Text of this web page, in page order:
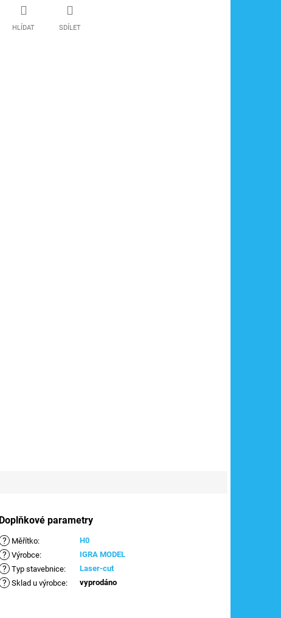
HLÍDAT SDÍLET
Doplňkové parametry
? Měřítko: H0
? Výrobce: IGRA MODEL
? Typ stavebnice: Laser-cut
? Sklad u výrobce: vyprodáno